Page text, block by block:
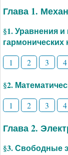
Глава 1.
§1. Уравнения
гармонических
1 2 3 4
§2.
1 2 3 4
Глава 2.
§3. Свободные